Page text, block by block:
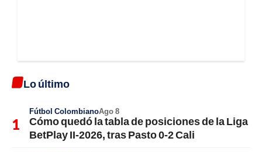
Lo último
Fútbol ColombianoAgo 8
Cómo quedó la tabla de posiciones de la Liga
BetPlay II-2026, tras Pasto 0-2 Cali